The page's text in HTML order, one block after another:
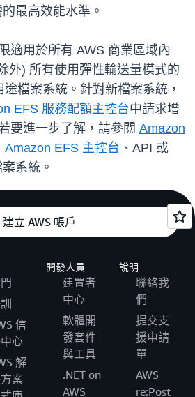
最高效能水準。
適用於所有 AWS 商業區域內
外) 所有使用彈性輸送量模式的
檔案系統。針對新檔案系統，
EFS 服務配額主控台中請求增
要進一步了解，請參閱 Amazon
Amazon EFS 主控台 、API 或
系統。
建立 AWS 帳戶
信
心
解
案
開發人員
建置者
中心
軟體開
發套件
與工具
.NET on
AWS
說明
聯絡我
們
提交支
援申請
單
AWS
re:Post